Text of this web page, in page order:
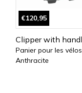
€120,95
Clipper with
Panier pour les
Anthracite